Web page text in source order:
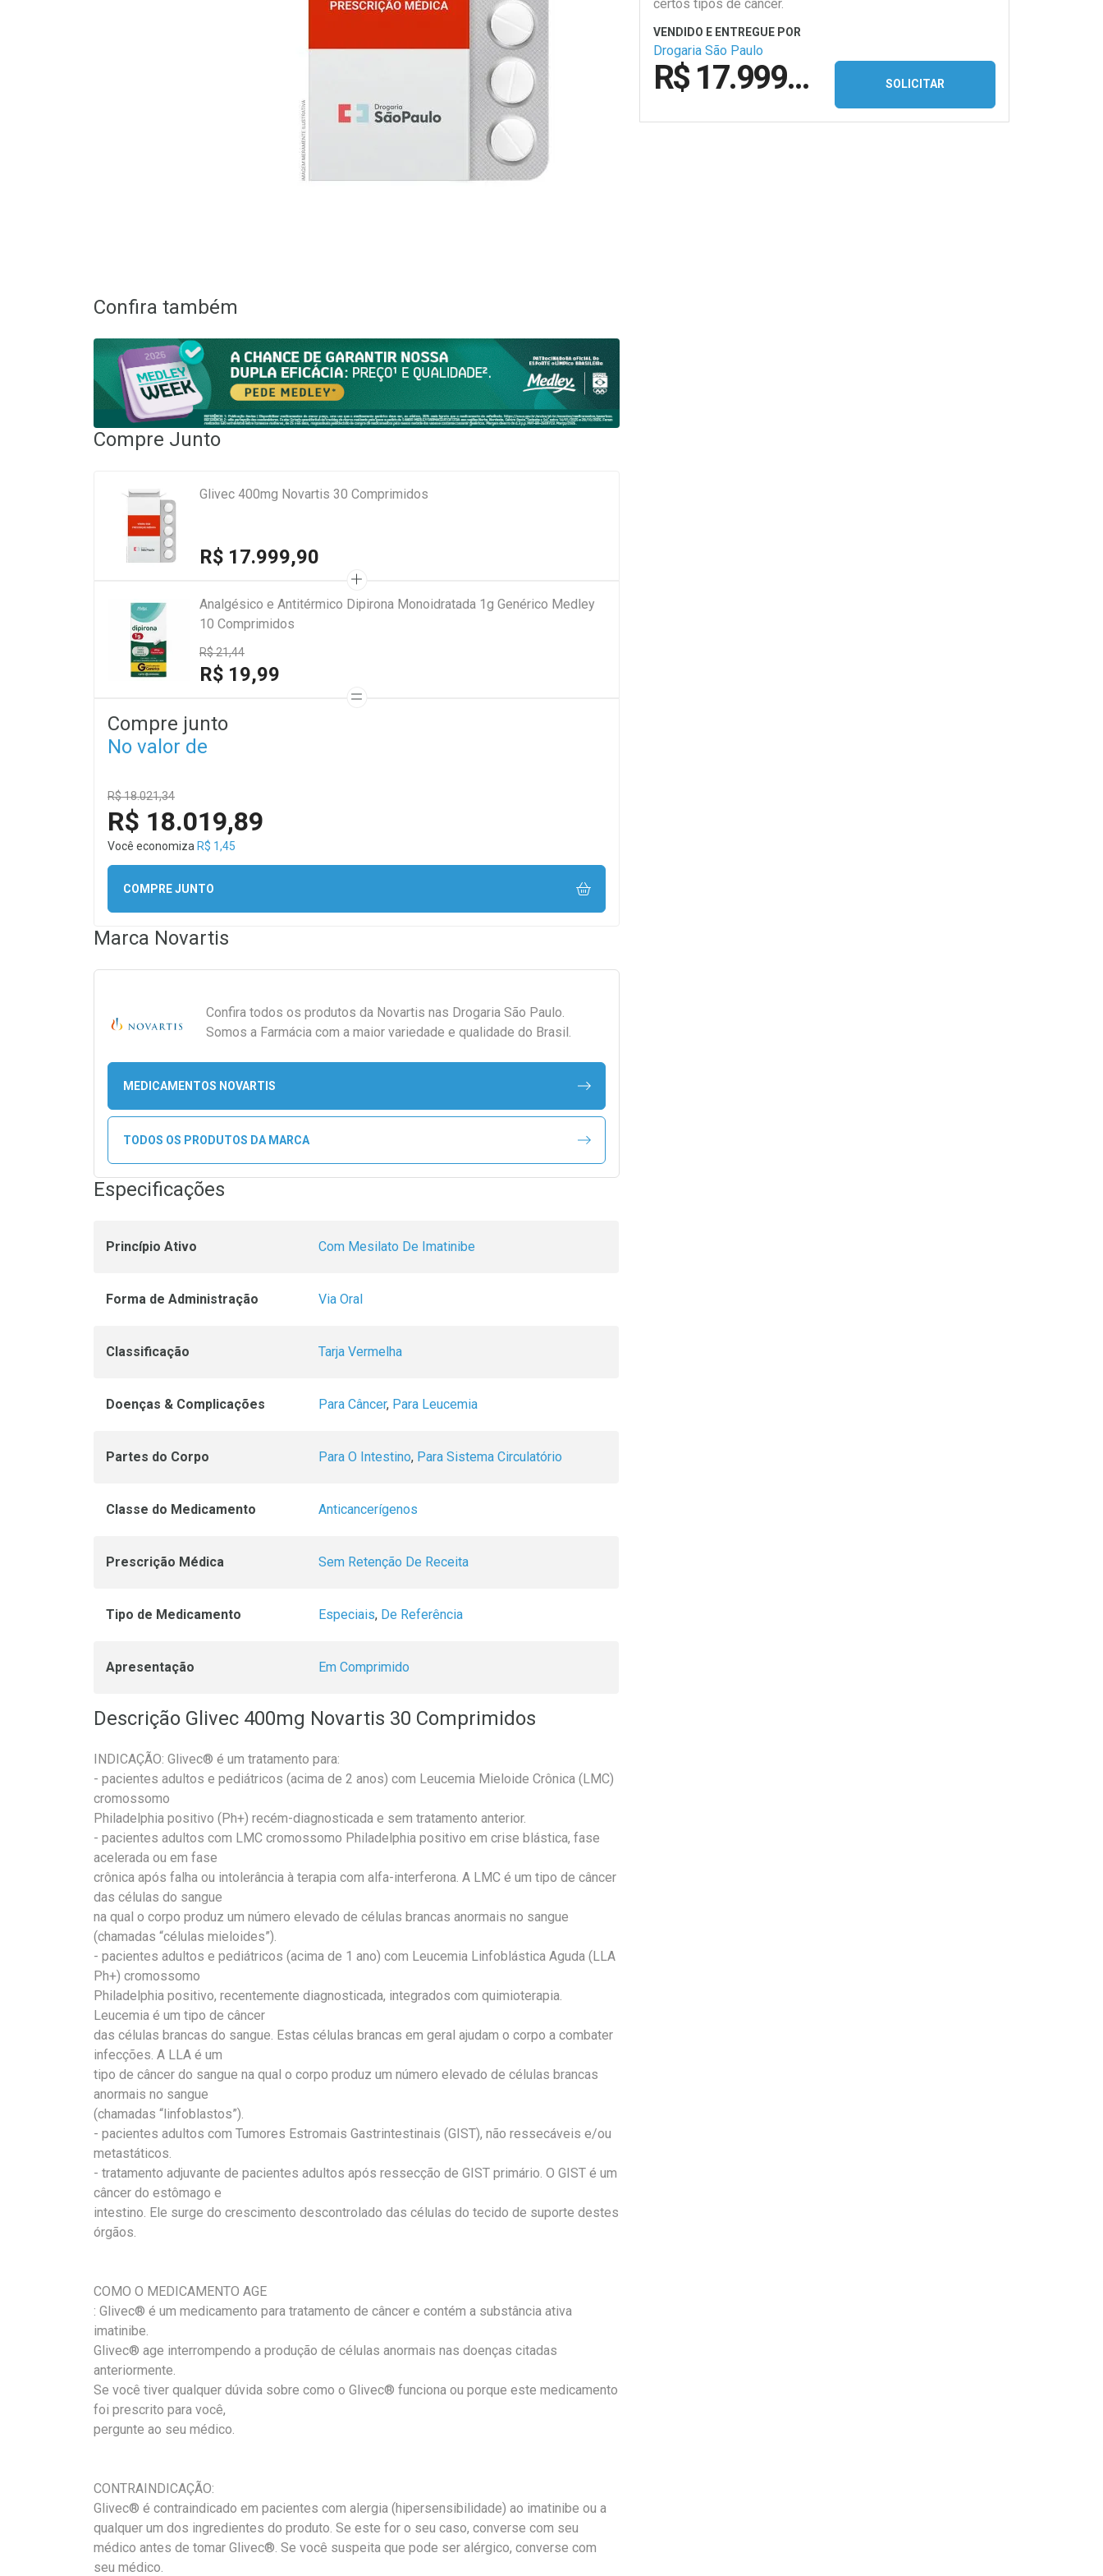
certos tipos de câncer.
Drogaria São Paulo
R$ 17.999,90 SOLICITAR
Confira também
Compre Junto
Glivec 400mg Novartis 30 Comprimidos
R$ 17.999,90
Analgésico e Antitérmico Dipirona Monoidratada 1g Genérico Medley
10 Comprimidos
R$ 21,44
R$ 19,99
Compre junto
No valor de
R$ 18.021,34
R$ 18.019,89
Você economiza R$ 1,45
COMPRE JUNTO
Marca Novartis
Confira todos os produtos da Novartis nas Drogaria São Paulo.
Somos a Farmácia com a maior variedade e qualidade do Brasil.
MEDICAMENTOS NOVARTIS
TODOS OS PRODUTOS DA MARCA
Especificações
Princípio Ativo Com Mesilato De Imatinibe
Forma de Administração Via Oral
Classificação Tarja Vermelha
Doenças & Complicações Para Câncer, Para Leucemia
Partes do Corpo Para O Intestino, Para Sistema Circulatório
Classe do Medicamento Anticancerígenos
Prescrição Médica Sem Retenção De Receita
Tipo de Medicamento Especiais, De Referência
Apresentação Em Comprimido
Descrição Glivec 400mg Novartis 30 Comprimidos
INDICAÇÃO: Glivec® é um tratamento para:
- pacientes adultos e pediátricos (acima de 2 anos) com Leucemia Mieloide Crônica (LMC)
cromossomo
Philadelphia positivo (Ph+) recém-diagnosticada e sem tratamento anterior.
- pacientes adultos com LMC cromossomo Philadelphia positivo em crise blástica, fase
acelerada ou em fase
crônica após falha ou intolerância à terapia com alfa-interferona. A LMC é um tipo de câncer
das células do sangue
na qual o corpo produz um número elevado de células brancas anormais no sangue
(chamadas “células mieloides”).
- pacientes adultos e pediátricos (acima de 1 ano) com Leucemia Linfoblástica Aguda (LLA
Ph+) cromossomo
Philadelphia positivo, recentemente diagnosticada, integrados com quimioterapia.
Leucemia é um tipo de câncer
das células brancas do sangue. Estas células brancas em geral ajudam o corpo a combater
infecções. A LLA é um
tipo de câncer do sangue na qual o corpo produz um número elevado de células brancas
anormais no sangue
(chamadas “linfoblastos”).
- pacientes adultos com Tumores Estromais Gastrintestinais (GIST), não ressecáveis e/ou
metastáticos.
- tratamento adjuvante de pacientes adultos após ressecção de GIST primário. O GIST é um
câncer do estômago e
intestino. Ele surge do crescimento descontrolado das células do tecido de suporte destes
órgãos.
COMO O MEDICAMENTO AGE
: Glivec® é um medicamento para tratamento de câncer e contém a substância ativa
imatinibe.
Glivec® age interrompendo a produção de células anormais nas doenças citadas
anteriormente.
Se você tiver qualquer dúvida sobre como o Glivec® funciona ou porque este medicamento
foi prescrito para você,
pergunte ao seu médico.
CONTRAINDICAÇÃO:
Glivec® é contraindicado em pacientes com alergia (hipersensibilidade) ao imatinibe ou a
qualquer um dos ingredientes do produto. Se este for o seu caso, converse com seu
médico antes de tomar Glivec®. Se você suspeita que pode ser alérgico, converse com
seu médico.